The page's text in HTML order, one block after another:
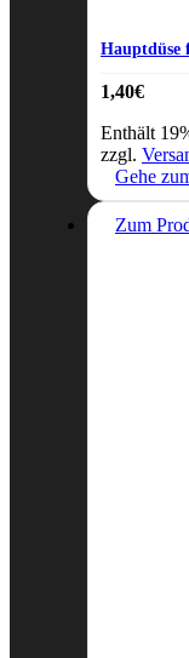
Hauptdüse
1,40€
Enthält
zzgl.
Gehe
Zum